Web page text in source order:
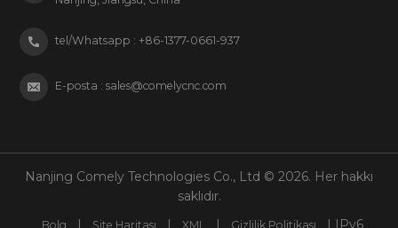
tel/Whatsapp : +86-1377-0661-937
E-posta :sales@comelycnc.com
Nanjing Comely Technologies Co., Ltd © 2026. Her hakkı
saklıdır.
Bolg | Site Haritası | XML | Gizlilik Politikası | IPv6